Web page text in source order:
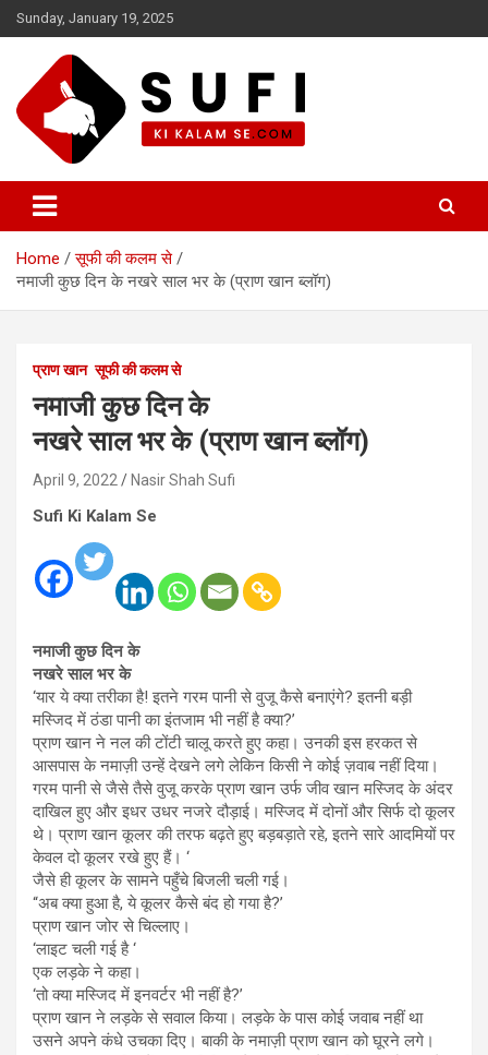
Skip
to
Sunday, January 19, 2025
सूफी की कलम से
Home
सूफी की कलम से
नमाजी कुछ दिन के नखरे साल भर के (प्राण खान ब्लॉग)
प्राण खान सूफी की कलम से
नमाजी कुछ दिन के
नखरे साल भर के (प्राण खान ब्लॉग)
April 9, 2022 Nasir Shah Sufi
Sufi Ki Kalam Se
नमाजी कुछ दिन के
नखरे साल भर के
‘यार ये क्या तरीका है! इतने गरम पानी से वुजू कैसे बनाएंगे? इतनी बड़ी
मस्जिद में ठंडा पानी का इंतजाम भी नहीं है क्या?’
प्राण खान ने नल की टोंटी चालू करते हुए कहा। उनकी इस हरकत से
आसपास के नमाज़ी उन्हें देखने लगे लेकिन किसी ने कोई ज़वाब नहीं दिया।
गरम पानी से जैसे तैसे वुजू करके प्राण खान उर्फ जीव खान मस्जिद के अंदर
दाखिल हुए और इधर उधर नजरे दौड़ाई। मस्जिद में दोनों और सिर्फ दो कूलर
थे। प्राण खान कूलर की तरफ बढ़ते हुए बड़बड़ाते रहे, इतने सारे आदमियों पर
केवल दो कूलर रखे हुए हैं। ‘
जैसे ही कूलर के सामने पहुँचे बिजली चली गई।
“अब क्या हुआ है, ये कूलर कैसे बंद हो गया है?’
प्राण खान जोर से चिल्लाए।
‘लाइट चली गई है ‘
एक लड़के ने कहा।
‘तो क्या मस्जिद में इनवर्टर भी नहीं है?’
प्राण खान ने लड़के से सवाल किया। लड़के के पास कोई जवाब नहीं था
उसने अपने कंधे उचका दिए। बाकी के नमाज़ी प्राण खान को घूरने लगे।